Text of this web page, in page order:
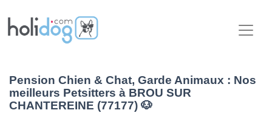
Pension Chien & Chat, Garde Animaux : Nos
meilleurs Petsitters à BROU SUR
CHANTEREINE (77177) 🐶